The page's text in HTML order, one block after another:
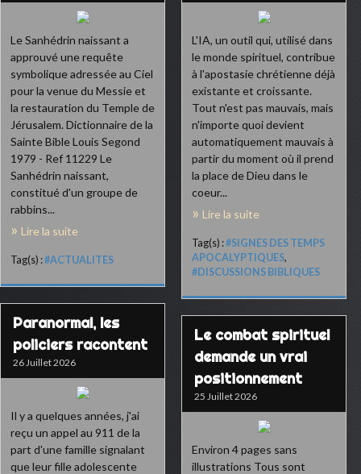
Le Sanhédrin naissant a
approuvé une requête
symbolique adressée au Ciel
pour la venue du Messie et
la restauration du Temple de
Jérusalem. Dictionnaire de la
Sainte Bible Louis Segond
1979 - Ref 11229 Le
Sanhédrin naissant,
constitué d'un groupe de
rabbins...
Lire la suite
Tag(s) :#ACTUALITES
L'IA, un outil qui, utilisé dans
le monde spirituel, contribue
à l'apostasie chrétienne déjà
existante et croissante.
Tout n'est pas mauvais, mais
n'importe quoi devient
automatiquement mauvais à
partir du moment où il prend
la place de Dieu dans le
coeur...
Lire la suite
Tag(s) :#SIGNES DES TEMPS
APOCALYPTIQUES,
#DISCUSSIONS BIBLIQUES
Paranormal, les
policiers racontent
26 Juillet 2026
Il y a quelques années, j'ai
reçu un appel au 911 de la
part d'une famille signalant
que leur fille adolescente
Le combat spirituel
demande un vrai
positionnement
25 Juillet 2026
Environ 4 pages sans
illustrations Tous sont